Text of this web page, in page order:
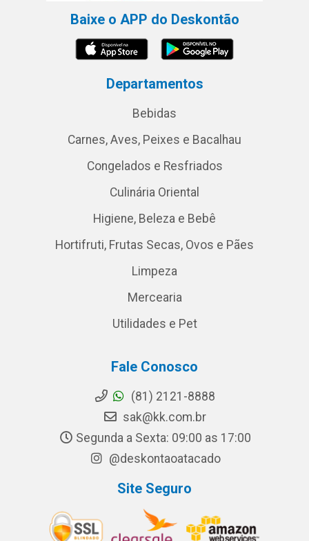
Baixe o APP do Deskontão
Departamentos
Bebidas
Carnes, Aves, Peixes e Bacalhau
Congelados e Resfriados
Culinária Oriental
Higiene, Beleza e Bebê
Hortifruti, Frutas Secas, Ovos e Pães
Limpeza
Mercearia
Utilidades e Pet
Fale Conosco
(81) 2121-8888
sak@kk.com.br
Segunda a Sexta: 09:00 as 17:00
@deskontaoatacado
Site Seguro